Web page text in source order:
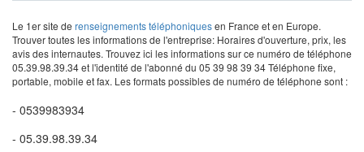
Le 1er site de renseignements téléphoniquesen France et en Europe.
Trouver toutes les informations de l'entreprise: Horaires d'ouverture, prix, les
avis des internautes. Trouvez ici les informations sur ce numéro de téléphone
05.39.98.39.34 et l'identité de l'abonné du 05 39 98 39 34 Téléphone fixe,
portable, mobile et fax. Les formats possibles de numéro de téléphone sont :
- 0539983934
- 05.39.98.39.34